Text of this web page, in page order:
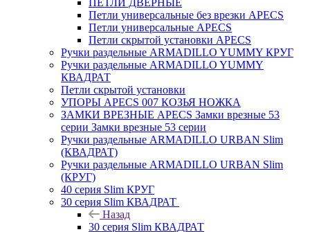
ПЕТЛИ ДВЕРНЫЕ
Петли универсальные без врезки APECS
Петли универсальные APECS
Петли скрытой установки APECS
Ручки раздельные ARMADILLO YUMMY КРУГ
Ручки раздельные ARMADILLO YUMMY
КВАДРАТ
Петли скрытой установки
УПОРЫ APECS 007 КОЗЬЯ НОЖКА
ЗАМКИ ВРЕЗНЫЕ APECS Замки врезные 53
серии Замки врезные 53 серии
Ручки раздельные ARMADILLO URBAN Slim
(КВАДРАТ)
Ручки раздельные ARMADILLO URBAN Slim
(КРУГ)
40 серия Slim КРУГ
30 серия Slim КВАДРАТ
Назад
30 серия Slim КВАДРАТ